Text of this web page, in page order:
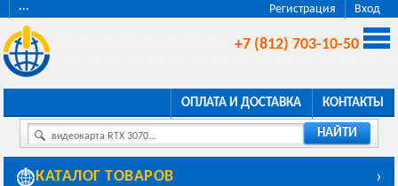
Регистрация Вход
···
+7 (812) 703-10-50
ОПЛАТА И ДОСТАВКА КОНТАКТЫ
видеокарта RTX 3070... НАЙТИ
КАТАЛОГ ТОВАРОВ ›